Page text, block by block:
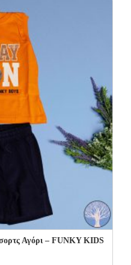
Αγόρι – FUNKY KIDS